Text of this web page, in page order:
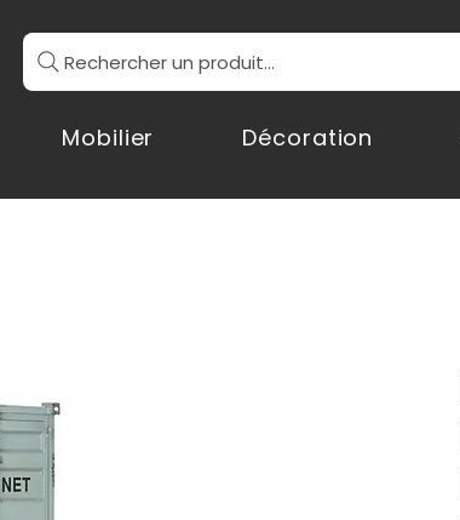
Rechercher un produit...
Mobilier Décoration